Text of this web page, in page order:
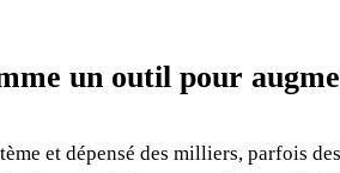
un outil pour
et dépensé des milliers, parfois